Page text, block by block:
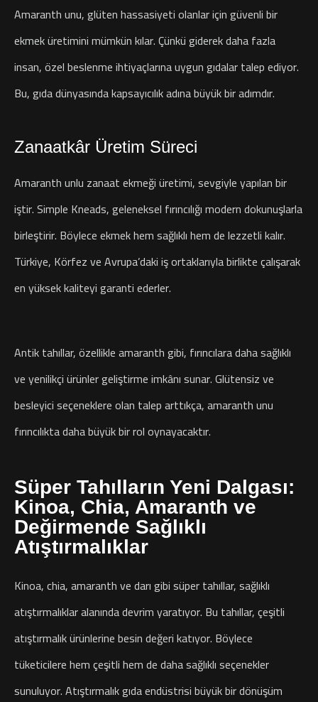
Amaranth unu, glüten hassasiyeti olanlar için güvenli bir
ekmek üretimini mümkün kılar. Çünkü giderek daha fazla
insan, özel beslenme ihtiyaçlarına uygun gıdalar talep ediyor.
Bu, gıda dünyasında kapsayıcılık adına büyük bir adımdır.
Zanaatkâr Üretim Süreci
Amaranth unlu zanaat ekmeği üretimi, sevgiyle yapılan bir
iştir. Simple Kneads, geleneksel fırıncılığı modern dokunuşlarla
birleştirir. Böylece ekmek hem sağlıklı hem de lezzetli kalır.
Türkiye, Körfez ve Avrupa’daki iş ortaklarıyla birlikte çalışarak
en yüksek kaliteyi garanti ederler.
Antik tahıllar, özellikle amaranth gibi, fırıncılara daha sağlıklı
ve yenilikçi ürünler geliştirme imkânı sunar. Glütensiz ve
besleyici seçeneklere olan talep arttıkça, amaranth unu
fırıncılıkta daha büyük bir rol oynayacaktır.
Süper Tahılların Yeni Dalgası:
Kinoa, Chia, Amaranth ve
Değirmende Sağlıklı
Atıştırmalıklar
Kinoa, chia, amaranth ve darı gibi süper tahıllar, sağlıklı
atıştırmalıklar alanında devrim yaratıyor. Bu tahıllar, çeşitli
atıştırmalık ürünlerine besin değeri katıyor. Böylece
tüketicilere hem çeşitli hem de daha sağlıklı seçenekler
sunuluyor.Atıştırmalık gıda endüstrisi büyük bir dönüşüm